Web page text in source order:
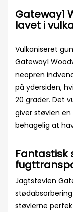
Gateway1
lavet i
Vulkaniseret
Gateway1
neopren
på ydersiden,
20 grader. Det
giver støvlen
behagelig at
Jagtstøvlen
støvlerne